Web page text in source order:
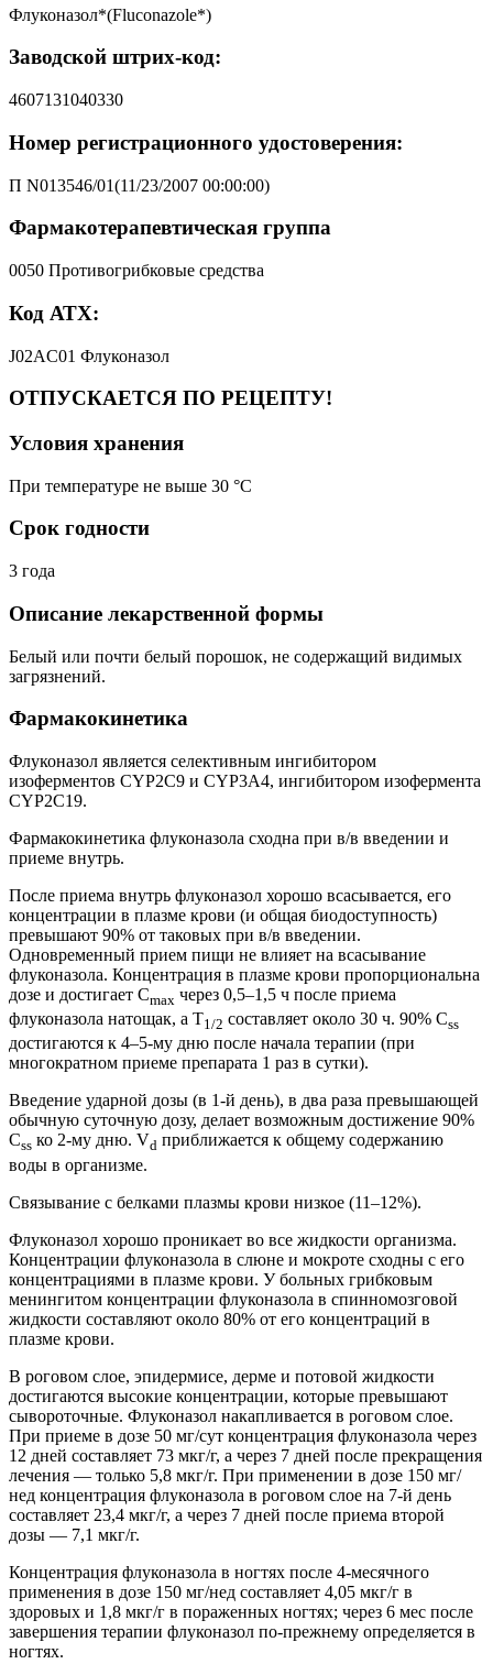
Флуконазол*(Fluconazole*)
Заводской штрих-код:
4607131040330
Номер регистрационного удостоверения:
П N013546/01(11/23/2007 00:00:00)
Фармакотерапевтическая группа
0050 Противогрибковые средства
Код АТХ:
J02AC01 Флуконазол
ОТПУСКАЕТСЯ ПО РЕЦЕПТУ!
Условия хранения
При температуре не выше 30 °C
Срок годности
3 года
Описание лекарственной формы
Белый или почти белый порошок, не содержащий видимых
загрязнений.
Фармакокинетика
Флуконазол является селективным ингибитором
изоферментов CYP2C9 и CYP3A4, ингибитором изофермента
CYP2C19.
Фармакокинетика флуконазола сходна при в/в введении и
приеме внутрь.
После приема внутрь флуконазол хорошо всасывается, его
концентрации в плазме крови (и общая биодоступность)
превышают 90% от таковых при в/в введении.
Одновременный прием пищи не влияет на всасывание
флуконазола. Концентрация в плазме крови пропорциональна
дозе и достигает Cmax через 0,5–1,5 ч после приема
флуконазола натощак, а T1/2 составляет около 30 ч. 90% Css
достигаются к 4–5-му дню после начала терапии (при
многократном приеме препарата 1 раз в сутки).
Введение ударной дозы (в 1-й день), в два раза превышающей
обычную суточную дозу, делает возможным достижение 90%
Css ко 2-му дню. Vd приближается к общему содержанию
воды в организме.
Связывание с белками плазмы крови низкое (11–12%).
Флуконазол хорошо проникает во все жидкости организма.
Концентрации флуконазола в слюне и мокроте сходны с его
концентрациями в плазме крови. У больных грибковым
менингитом концентрации флуконазола в спинномозговой
жидкости составляют около 80% от его концентраций в
плазме крови.
В роговом слое, эпидермисе, дерме и потовой жидкости
достигаются высокие концентрации, которые превышают
сывороточные. Флуконазол накапливается в роговом слое.
При приеме в дозе 50 мг/сут концентрация флуконазола через
12 дней составляет 73 мкг/г, а через 7 дней после прекращения
лечения — только 5,8 мкг/г. При применении в дозе 150 мг/
нед концентрация флуконазола в роговом слое на 7-й день
составляет 23,4 мкг/г, а через 7 дней после приема второй
дозы — 7,1 мкг/г.
Концентрация флуконазола в ногтях после 4-месячного
применения в дозе 150 мг/нед составляет 4,05 мкг/г в
здоровых и 1,8 мкг/г в пораженных ногтях; через 6 мес после
завершения терапии флуконазол по-прежнему определяется в
ногтях.